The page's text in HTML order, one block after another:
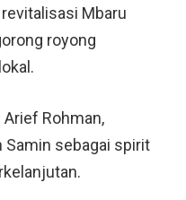
Mbaru
royong
Arief Rohman,
Samin sebagai spirit